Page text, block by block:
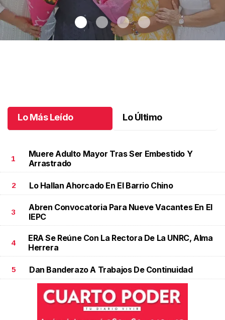
Lo Más Leído Lo Último
1
Muere Adulto Mayor Tras Ser Embestido Y
Arrastrado
2 Lo Hallan Ahorcado En El Barrio Chino
3
Abren Convocatoria Para Nueve Vacantes En El
IEPC
4
ERA Se Reúne Con La Rectora De La UNRC, Alma
Herrera
5 Dan Banderazo A Trabajos De Continuidad